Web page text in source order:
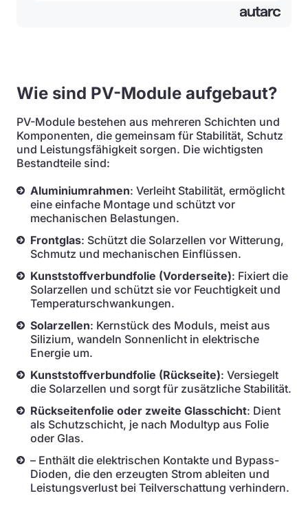
Wie sind PV-Module aufgebaut?
PV-Module bestehen aus mehreren Schichten und
Komponenten, die gemeinsam für Stabilität, Schutz
und Leistungsfähigkeit sorgen. Die wichtigsten
Bestandteile sind:
Aluminiumrahmen: Verleiht Stabilität, ermöglicht
eine einfache Montage und schützt vor
mechanischen Belastungen.
Frontglas: Schützt die Solarzellen vor Witterung,
Schmutz und mechanischen Einflüssen.
Kunststoffverbundfolie (Vorderseite): Fixiert die
Solarzellen und schützt sie vor Feuchtigkeit und
Temperaturschwankungen.
Solarzellen: Kernstück des Moduls, meist aus
Silizium, wandeln Sonnenlicht in elektrische
Energie um.
Kunststoffverbundfolie (Rückseite): Versiegelt
die Solarzellen und sorgt für zusätzliche Stabilität.
Rückseitenfolie oder zweite Glasschicht: Dient
als Schutzschicht, je nach Modultyp aus Folie
oder Glas.
– Enthält die elektrischen Kontakte und Bypass-
Dioden, die den erzeugten Strom ableiten und
Leistungsverlust bei Teilverschattung verhindern.